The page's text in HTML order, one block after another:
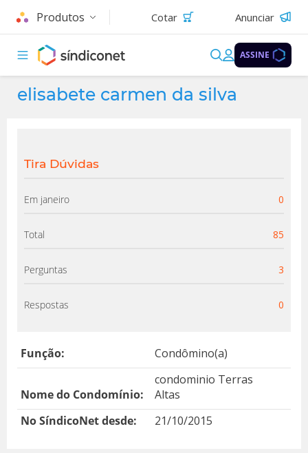
Produtos Cotar Anunciar
ASSINE
elisabete carmen da silva
Tira Dúvidas
Em janeiro 0
Total 85
Perguntas 3
Respostas 0
Função: Condômino(a)
Nome do Condomínio:
condominio Terras
Altas
No SíndicoNet desde:
21/10/2015